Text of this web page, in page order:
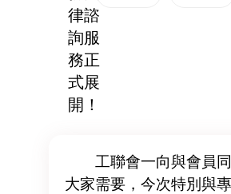
律諮
詢服
務正
式展
開！
工聯會一向與會員
大家需要，今次特別與